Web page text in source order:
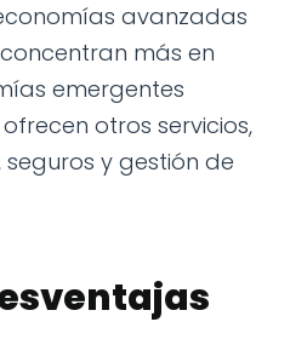
avanzadas
más en
emergentes
ofrecen otros servicios,
y gestión de